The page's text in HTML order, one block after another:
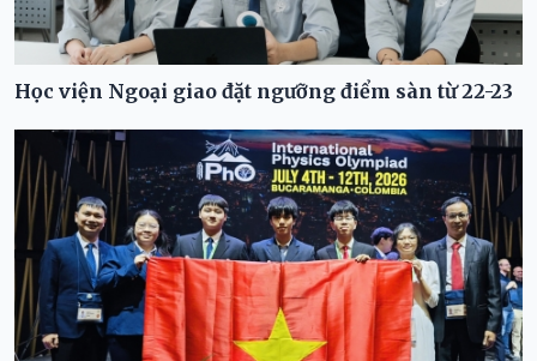
Học viện Ngoại giao đặt ngưỡng điểm sàn từ 22-23